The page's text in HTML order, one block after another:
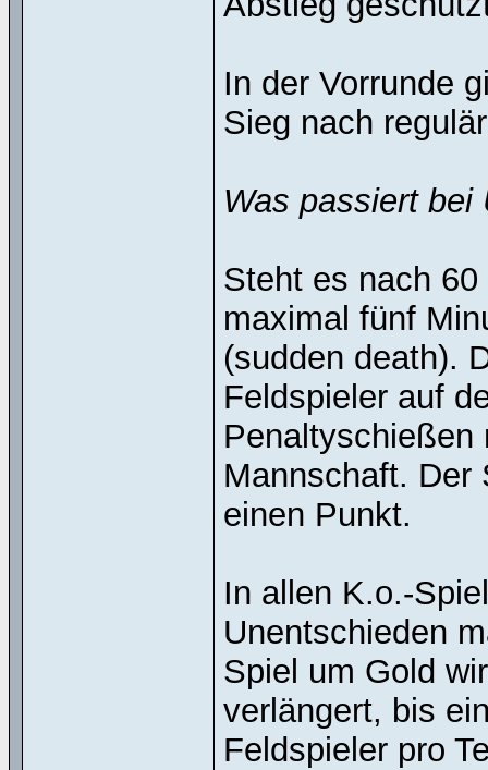
In der Vorrunde
Sieg nach
Was passiert bei
Steht es nach
maximal fünf
(sudden death).
Feldspieler auf
Penaltyschießen
Mannschaft. Der
einen Punkt.
In allen K.o.-
Unentschieden
Spiel um Gold
verlängert, bis
Feldspieler pro